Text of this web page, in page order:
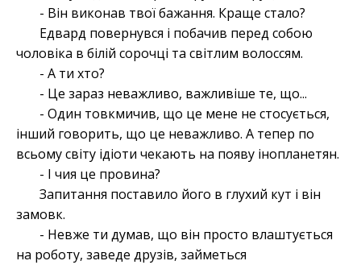
- Він виконав твої бажання. Краще стало?
Едвард повернувся і побачив перед собою
чоловіка в білій сорочці та світлим волоссям.
- А ти хто?
- Це зараз неважливо, важливіше те, що...
- Один товкмичив, що це мене не стосується,
інший говорить, що це неважливо. А тепер по
всьому світу ідіоти чекають на появу інопланетян.
- І чия це провина?
Запитання поставило його в глухий кут і він
замовк.
- Невже ти думав, що він просто влаштується
на роботу, заведе друзів, займеться